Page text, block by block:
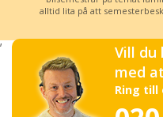
vandringsleder.
Som hotellgäst har
wellnessavdelning
gym och finsk bastu
Vill du
med
Ring till
alltid lita på att
;